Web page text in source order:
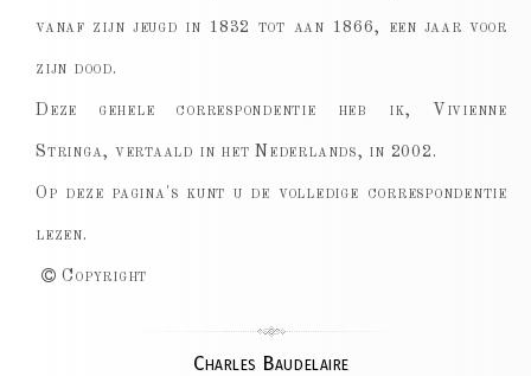
vanaf zijn jeugd in 1832 tot aan 1866, een jaar voor
zijn dood.
Deze gehele correspondentie heb ik, Vivienne
Stringa, vertaald in het Nederlands, in 2002.
Op deze pagina's kunt u de volledige correspondentie
lezen.
Copyright
Charles Baudelaire